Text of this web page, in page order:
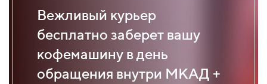
Вежливый курьер
бесплатно заберет вашу
кофемашину в день
обращения внутри МКАД +